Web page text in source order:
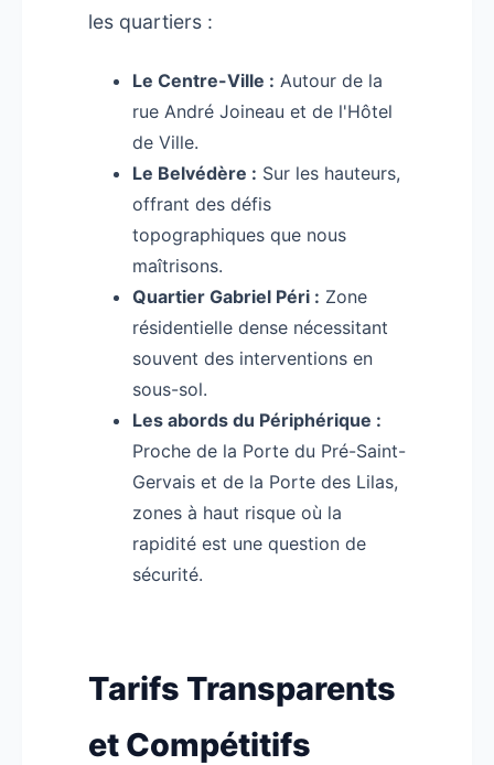
les quartiers :
Le Centre-Ville : Autour de la
rue André Joineau et de l'Hôtel
de Ville.
Le Belvédère : Sur les hauteurs,
offrant des défis
topographiques que nous
maîtrisons.
Quartier Gabriel Péri : Zone
résidentielle dense nécessitant
souvent des interventions en
sous-sol.
Les abords du Périphérique :
Proche de la Porte du Pré-Saint-
Gervais et de la Porte des Lilas,
zones à haut risque où la
rapidité est une question de
sécurité.
Tarifs Transparents
et Compétitifs